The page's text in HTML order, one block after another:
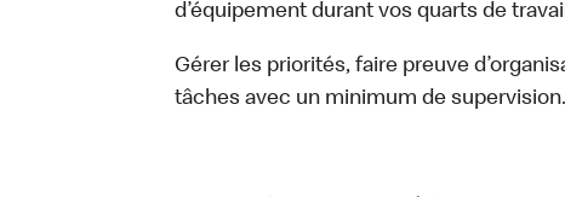
d’équipement durant vos quarts de
Gérer les priorités, faire preuve
tâches avec un minimum de supervision.